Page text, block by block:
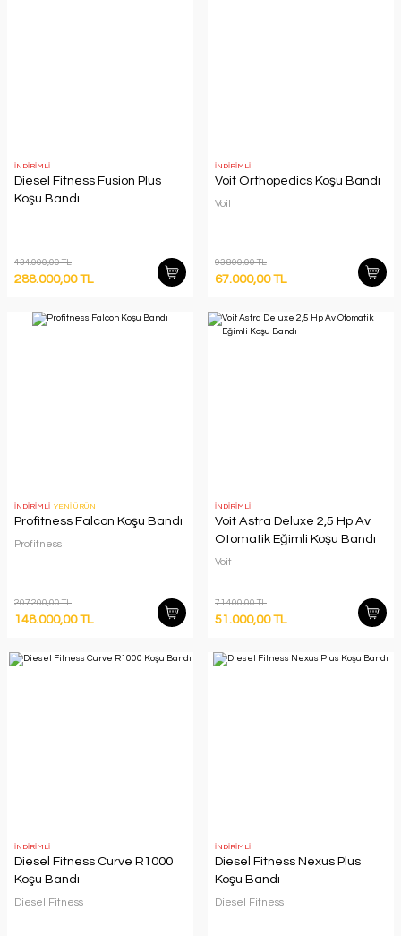
İNDİRİMLİ
Diesel Fitness Fusion Plus
Koşu Bandı
434.000,00 TL
288.000,00 TL
İNDİRİMLİ
Voit Orthopedics Koşu Bandı
Voit
93.800,00 TL
67.000,00 TL
İNDİRİMLİ YENİ ÜRÜN
Profitness Falcon Koşu Bandı
Profitness
207.200,00 TL
148.000,00 TL
İNDİRİMLİ
Voit Astra Deluxe 2,5 Hp Av
Otomatik Eğimli Koşu Bandı
Voit
71.400,00 TL
51.000,00 TL
İNDİRİMLİ
Diesel Fitness Curve R1000
Koşu Bandı
Diesel Fitness
İNDİRİMLİ
Diesel Fitness Nexus Plus
Koşu Bandı
Diesel Fitness